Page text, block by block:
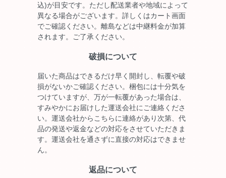
込)が目安です。ただし配送業者や地域によって
異なる場合がございます。詳しくはカート画面
でご確認ください。離島などは中継料金が加算
されます。ご了承ください。
破損について
届いた商品はできるだけ早く開封し、転覆や破
損がないかご確認ください。梱包には十分気を
つけていますが、万が一転覆があった場合は、
すみやかにお届けした運送会社にご連絡くださ
い。運送会社からこちらに連絡があり次第、代
品の発送や返金などの対応をさせていただきま
す。運送会社を通さずに直接の対応はできませ
ん。
返品について